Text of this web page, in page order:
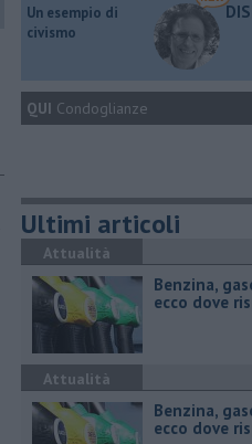
​Un esempio di
civismo
QUI Condoglianze
Ultimi articoli
Attualità
​Benzina,
ecco dove
Attualità
​Benzina,
ecco dove